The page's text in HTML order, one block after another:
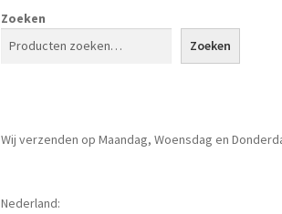
Zoeken
Zoeken
Wij verzenden op Maandag, Woensdag en
Nederland: